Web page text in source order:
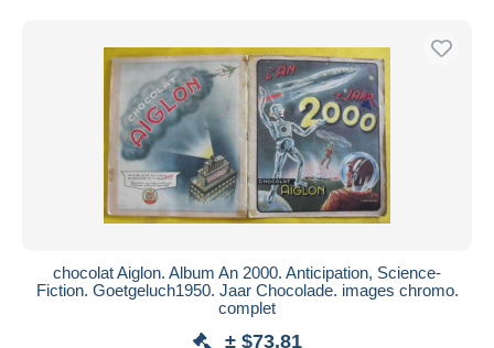
chocolat Aiglon. Album An 2000. Anticipation, Science-
Fiction. Goetgeluch1950. Jaar Chocolade. images chromo.
complet
± $73.81